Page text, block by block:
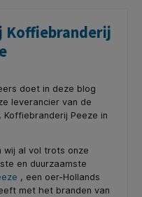
Koffiebranderij
doet in deze blog
leverancier van de
Peeze in
wij al vol trots onze
en duurzaamste
, een oer-Hollands
met het branden van